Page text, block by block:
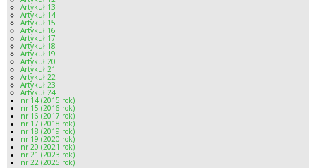
Artykuł 13
Artykuł 14
Artykuł 15
Artykuł 16
Artykuł 17
Artykuł 18
Artykuł 19
Artykuł 20
Artykuł 21
Artykuł 22
Artykuł 23
Artykuł 24
nr 14 (2015 rok)
nr 15 (2016 rok)
nr 16 (2017 rok)
nr 17 (2018 rok)
nr 18 (2019 rok)
nr 19 (2020 rok)
nr 20 (2021 rok)
nr 21 (2023 rok)
nr 22 (2025 rok)